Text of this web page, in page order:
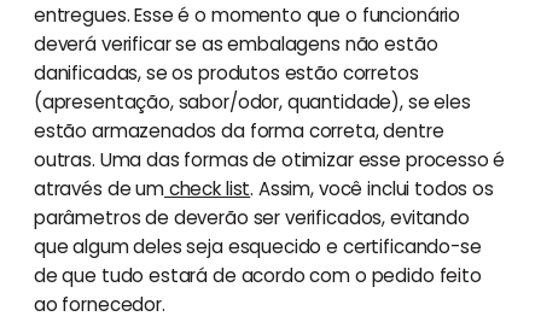
entregues. Esse é o momento que o funcionário
deverá verificar se as embalagens não estão
danificadas, se os produtos estão corretos
(apresentação, sabor/odor, quantidade), se eles
estão armazenados da forma correta, dentre
outras. Uma das formas de otimizar esse processo é
através de umcheck list. Assim, você inclui todos os
parâmetros de deverão ser verificados, evitando
que algum deles seja esquecido e certificando-se
de que tudo estará de acordo com o pedido feito
ao fornecedor.